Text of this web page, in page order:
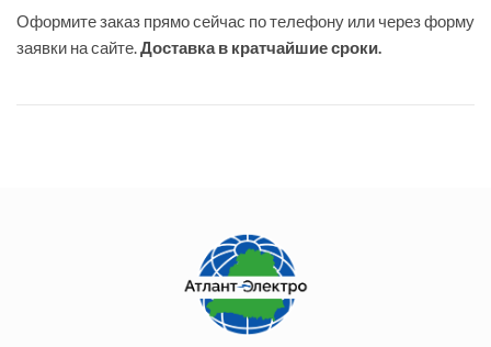
Оформите заказ прямо сейчас по телефону или через форму
заявки на сайте.Доставка в кратчайшие сроки.